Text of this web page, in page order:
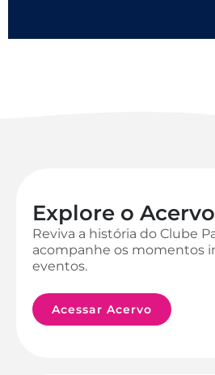
Explore o
Reviva a história do Clube
acompanhe os momentos
eventos.
Acessar Acervo